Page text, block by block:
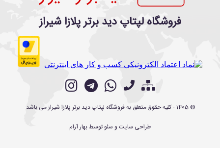
فروشگاه لپتاپ دید برتر پلازا شیراز
©
1405- کلیه حقوق متعلق بهفروشگاه لپتاپ دید برتر پلازا شیرازمی باشد.
طراحی سایت و سئو توسطبهار آرام